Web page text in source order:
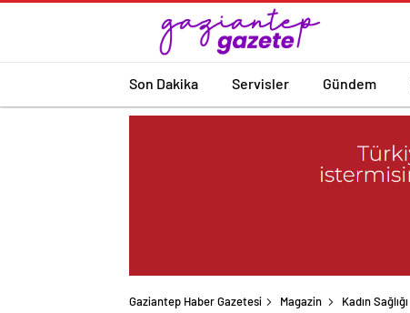
Son Dakika Servisler Gündem
Gaziantep Haber Gazetesi Magazin Kadın Sağlığı